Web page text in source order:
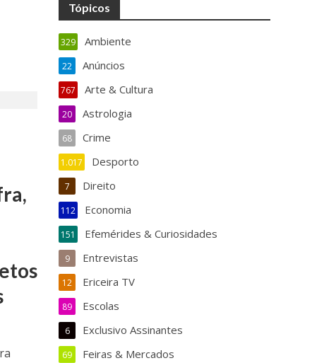
Tópicos
Ambiente
329
Anúncios
22
Arte & Cultura
767
Astrologia
20
Crime
68
Desporto
1.017
Direito
7
Economia
112
Efemérides & Curiosidades
151
Entrevistas
9
Ericeira TV
12
Escolas
89
Exclusivo Assinantes
6
Feiras & Mercados
69